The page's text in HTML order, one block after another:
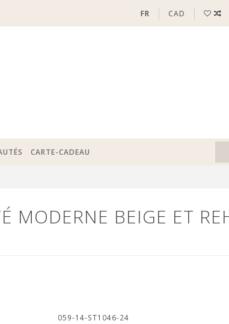
FR CAD
CARTE-CADEAU
MODERNE BEIGE ET
059-14-ST1046-24